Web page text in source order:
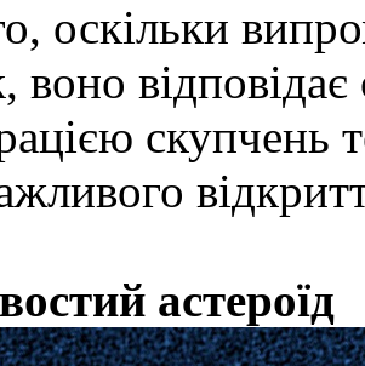
оскільки
воно
скупчень
астероїд